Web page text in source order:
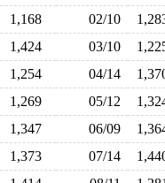
1,168 02/10
1,424 03/10
1,254 04/14
1,269 05/12
1,347 06/09
1,373 07/14